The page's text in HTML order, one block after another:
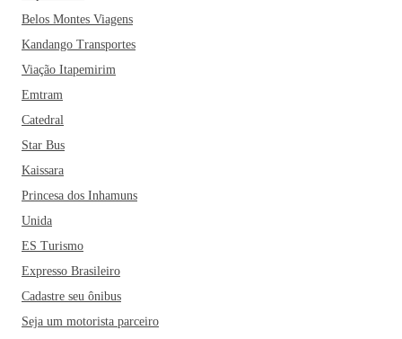
Belos Montes Viagens
Kandango Transportes
Viação Itapemirim
Emtram
Catedral
Star Bus
Kaissara
Princesa dos Inhamuns
Unida
ES Turismo
Expresso Brasileiro
Cadastre seu ônibus
Seja um motorista parceiro